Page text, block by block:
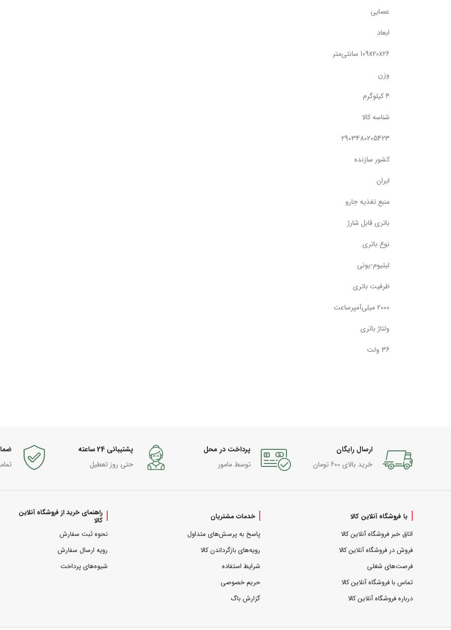
عصایی
ابعاد
109x20x26 سانتی‌متر
وزن
4 کیلوگرم
شناسه کالا
2903480205423
کشور سازنده
ایران
منبع تغذیه جارو
باتری قابل شارژ
نوع باتری
لیتیوم-یونی
ظرفیت باتری
2000 میلی‌آمپر‌ساعت
ولتاژ باتری
36 ولت
ارسال رایگان
خرید بالای 600 تومان
پرداخت در محل
توسط مامور
پشتیبانی 24 ساعته
حتی روز تعطیل
با فروشگاه آنلاین کالا
اتاق خبر فروشگاه آنلاین کالا
فروش در فروشگاه آنلاین کالا
فرصت‌های شغلی
تماس با فروشگاه آنلاین کالا
درباره فروشگاه آنلاین کالا
خدمات مشتریان
پاسخ به پرسش‌های متداول
رویه‌های بازگرداندن کالا
شرایط استفاده
حریم خصوصی
گزارش باگ
راهنمای خرید از فروشگاه آنلاین
کالا
نحوه ثبت سفارش
رویه ارسال سفارش
شیوه‌های پرداخت